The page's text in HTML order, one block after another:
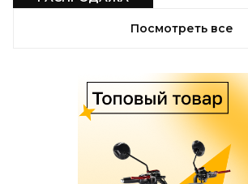
Посмотреть все